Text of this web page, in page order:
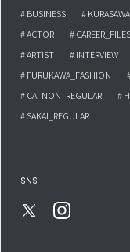
# BUSINESS #
# ACTOR
# CAREER_FILES
# ARTIST
# INTERVIEW
# FURUKAWA_FASHION
# CA_NON_REGULAR
#
# SAKAI_REGULAR
SNS